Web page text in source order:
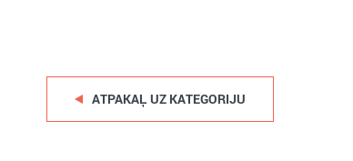
ATPAKAĻ UZ KATEGORIJU